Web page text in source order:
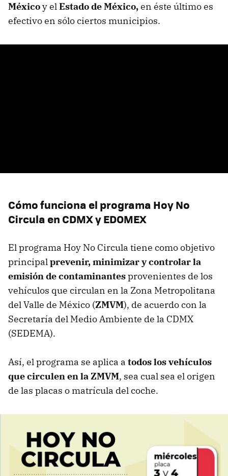
Méxicoy elEstado de México,en éste último es
efectivo en sólo ciertos municipios.
Cómo funciona el programa Hoy No
Circula en CDMX y EDOMEX
El programa Hoy No Circula tiene como objetivo
principalprevenir, minimizar y controlar la
emisión de contaminantesprovenientes de los
vehículos que circulan en la Zona Metropolitana
del Valle de México (ZMVM), de acuerdo con la
Secretaría del Medio Ambiente de la CDMX
(SEDEMA).
Así, el programa se aplica a todos los vehículos
que circulen en la ZMVM, sea cual sea el origen
de las placas o matrícula del coche.